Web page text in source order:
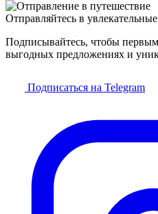
Отправляйтесь в
Подписывайтесь, чтобы
выгодных предложениях и
Подписаться на Telegram